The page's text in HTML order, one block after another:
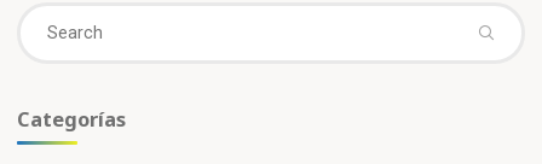
Categorías